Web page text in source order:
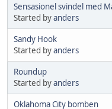
Sensasionel svindel med
Started byanders
Sandy Hook
Started byanders
Roundup
Started byanders
Oklahoma City bomben